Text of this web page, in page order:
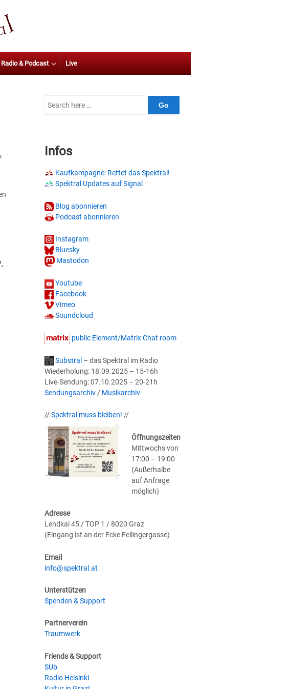
Radio & Podcast Live
,
Search
Infos
Kaufkampagne: Rettet das Spektral!
Spektral Updates auf Signal
Blog abonnieren
Podcast abonnieren
Instagram
Bluesky
Mastodon
Youtube
Facebook
Vimeo
Soundcloud
public Element/Matrix Chat room
Substral – das Spektral im Radio
Wiederholung: 18.09.2025 – 15-16h
Live-Sendung: 07.10.2025 – 20-21h
Sendungsarchiv/ Musikarchiv
//Spektral muss bleiben! //
Öffnungszeiten
Mittwochs von
17:00 – 19:00
(Außerhalbe
auf Anfrage
möglich)
Adresse
Lendkai 45 / TOP 1 / 8020 Graz
(Eingang ist an der Ecke Fellingergasse)
Email
info@spektral.at
Unterstützen
Spenden & Support
Partnerverein
Traumwerk
Friends & Support
SUb
Radio Helsinki